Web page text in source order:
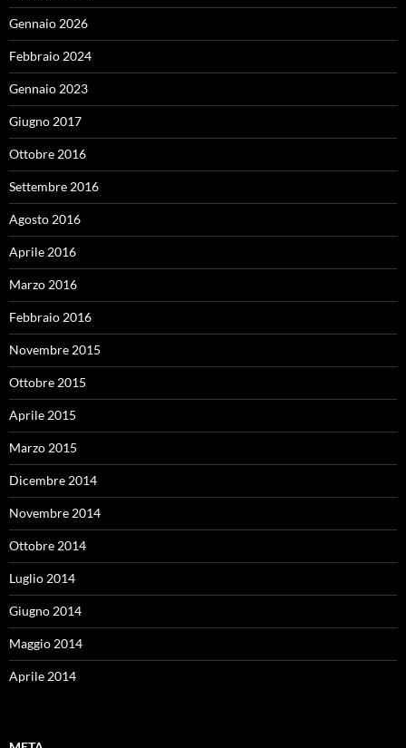
Gennaio 2026
Febbraio 2024
Gennaio 2023
Giugno 2017
Ottobre 2016
Settembre 2016
Agosto 2016
Aprile 2016
Marzo 2016
Febbraio 2016
Novembre 2015
Ottobre 2015
Aprile 2015
Marzo 2015
Dicembre 2014
Novembre 2014
Ottobre 2014
Luglio 2014
Giugno 2014
Maggio 2014
Aprile 2014